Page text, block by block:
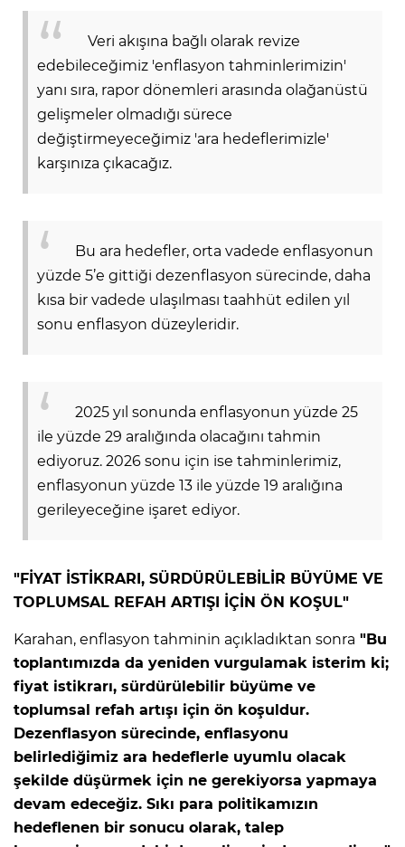
Veri akışına bağlı olarak revize
edebileceğimiz 'enflasyon tahminlerimizin'
yanı sıra, rapor dönemleri arasında olağanüstü
gelişmeler olmadığı sürece
değiştirmeyeceğimiz 'ara hedeflerimizle'
karşınıza çıkacağız.
Bu ara hedefler, orta vadede enflasyonun
yüzde 5’e gittiği dezenflasyon sürecinde, daha
kısa bir vadede ulaşılması taahhüt edilen yıl
sonu enflasyon düzeyleridir.
2025 yıl sonunda enflasyonun yüzde 25
ile yüzde 29 aralığında olacağını tahmin
ediyoruz. 2026 sonu için ise tahminlerimiz,
enflasyonun yüzde 13 ile yüzde 19 aralığına
gerileyeceğine işaret ediyor.
"FİYAT İSTİKRARI, SÜRDÜRÜLEBİLİR BÜYÜME VE
TOPLUMSAL REFAH ARTIŞI İÇİN ÖN KOŞUL"
Karahan, enflasyon tahminin açıkladıktan sonra "Bu
toplantımızda da yeniden vurgulamak isterim ki;
fiyat istikrarı, sürdürülebilir büyüme ve
toplumsal refah artışı için ön koşuldur.
Dezenflasyon sürecinde, enflasyonu
belirlediğimiz ara hedeflerle uyumlu olacak
şekilde düşürmek için ne gerekiyorsa yapmaya
devam edeceğiz. Sıkı para politikamızın
hedeflenen bir sonucu olarak, talep